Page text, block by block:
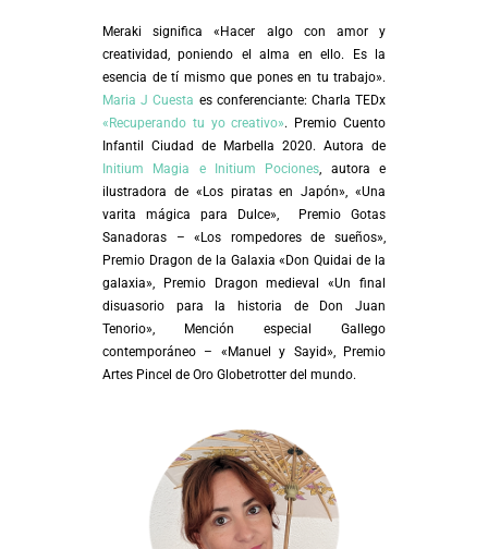
Meraki significa «Hacer algo con amor y
creatividad, poniendo el alma en ello. Es la
esencia de tí mismo que pones en tu trabajo».
Maria J Cuesta es conferenciante: Charla TEDx
«Recuperando tu yo creativo». Premio Cuento
Infantil Ciudad de Marbella 2020. Autora de
Initium Magia e Initium Pociones , autora e
ilustradora de «Los piratas en Japón», «Una
varita mágica para Dulce», Premio Gotas
Sanadoras – «Los rompedores de sueños»,
Premio Dragon de la Galaxia «Don Quidai de la
galaxia», Premio Dragon medieval «Un final
disuasorio para la historia de Don Juan
Tenorio», Mención especial Gallego
contemporáneo – «Manuel y Sayid», Premio
Artes Pincel de Oro Globetrotter del mundo.